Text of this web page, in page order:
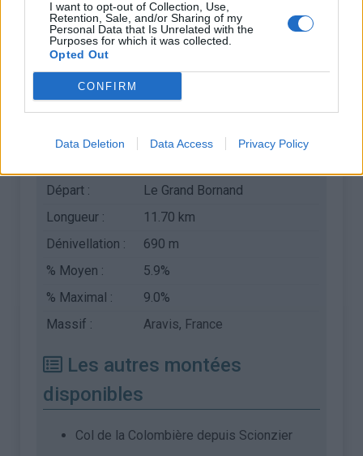
I want to opt-out of Collection, Use,
Retention, Sale, and/or Sharing of my
Personal Data that Is Unrelated with the
Purposes for which it was collected.
Opted Out
CONFIRM
Data Deletion Data Access Privacy Policy
Informations
Nom :
Col de la Colombière
Départ :
Le Grand Bornand
Longueur :
11.70 km
Dénivellation :
690 m
% Moyen :
5.9%
% Maximal :
9.0%
Massif :
Aravis, France
Les autres montées
disponibles
Col de la Colombière depuis Scionzier